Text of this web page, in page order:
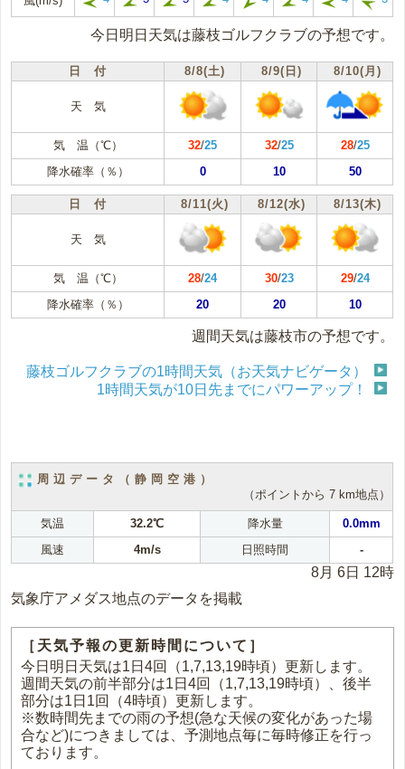
今日明日天気は藤枝ゴルフクラブの予想です。
日 付 8/8(土) 8/9(日) 8/10(月)
天 気
気 温（℃） 32/25 32/25 28/25
降水確率（％）
0 10 50
日 付 8/11(火) 8/12(水) 8/13(木)
天 気
気 温（℃） 28/24 30/23 29/24
降水確率（％）
20 20 10
週間天気は藤枝市の予想です。
藤枝ゴルフクラブの1時間天気（お天気ナビゲータ）
1時間天気が10日先までにパワーアップ！
周辺データ（静岡空港）
（ポイントから 7 km地点）
気温 32.2℃ 降水量
0.0mm
風速
4m/s 日照時間 -
8月 6日 12時
気象庁アメダス地点のデータを掲載
［天気予報の更新時間について］
今日明日天気は1日4回（1,7,13,19時頃）更新します。
週間天気の前半部分は1日4回（1,7,13,19時頃）、後半
部分は1日1回（4時頃）更新します。
※数時間先までの雨の予想(急な天候の変化があった場
合など)につきましては、予測地点毎に毎時修正を行っ
ております。